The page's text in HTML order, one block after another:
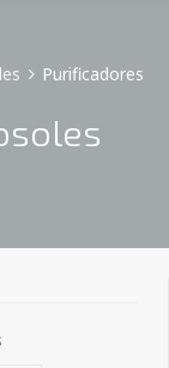
Purificadores